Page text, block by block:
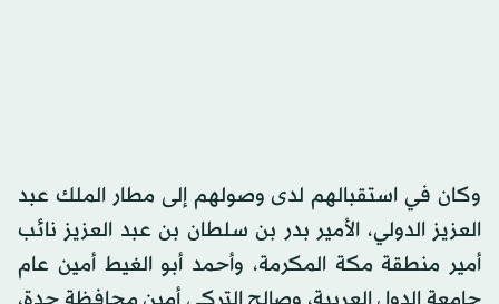
وكان في استقبالهم لدى وصولهم إلى مطار الملك عبد
العزيز الدولي، الأمير بدر بن سلطان بن عبد العزيز نائب
أمير منطقة مكة المكرمة، وأحمد أبو الغيط أمين عام